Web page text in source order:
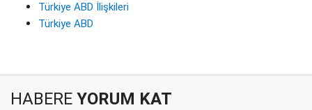
Türkiye ABD İlişkileri
Türkiye ABD
HABERE YORUM KAT